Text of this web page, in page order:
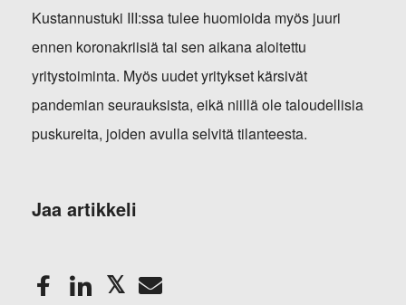
Kustannustuki III:ssa tulee huomioida myös juuri
ennen koronakriisiä tai sen aikana aloitettu
yritystoiminta. Myös uudet yritykset kärsivät
pandemian seurauksista, eikä niillä ole taloudellisia
puskureita, joiden avulla selvitä tilanteesta.
Jaa artikkeli